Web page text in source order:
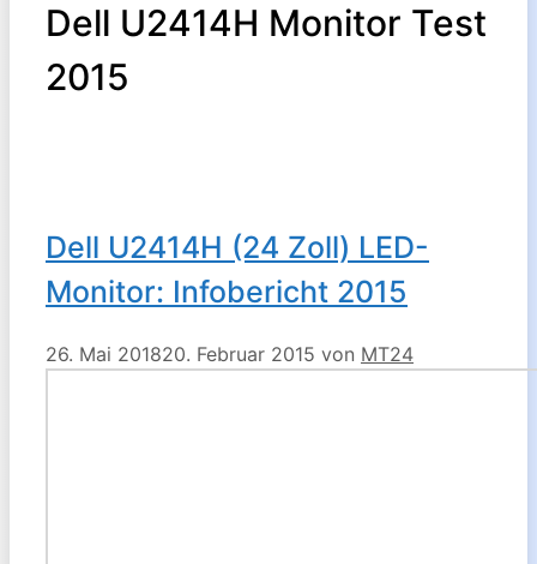
Dell U2414H Monitor Test
2015
Dell U2414H (24 Zoll) LED-
Monitor: Infobericht 2015
26. Mai 201820. Februar 2015 von MT24